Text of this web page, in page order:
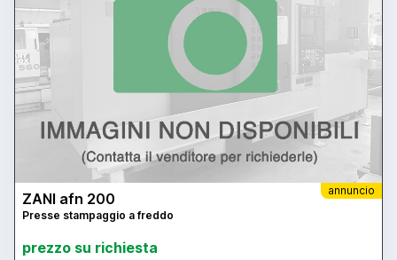
annuncio
ZANI afn 200
Presse stampaggio a freddo
prezzo su richiesta